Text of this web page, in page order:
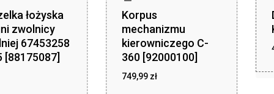
łożyska
zwolnicy
67453258
[88175087]
Korpus
mechanizmu
kierowniczego C-
360 [92000100]
749,99 zł